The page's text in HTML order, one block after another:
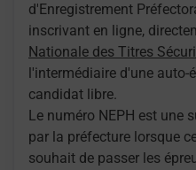
d'Enregistrement
inscrivant en ligne,
Nationale des Titres
l'intermédiaire d'une
candidat libre.
Le numéro NEPH est une
par la préfecture lorsque
souhait de passer les